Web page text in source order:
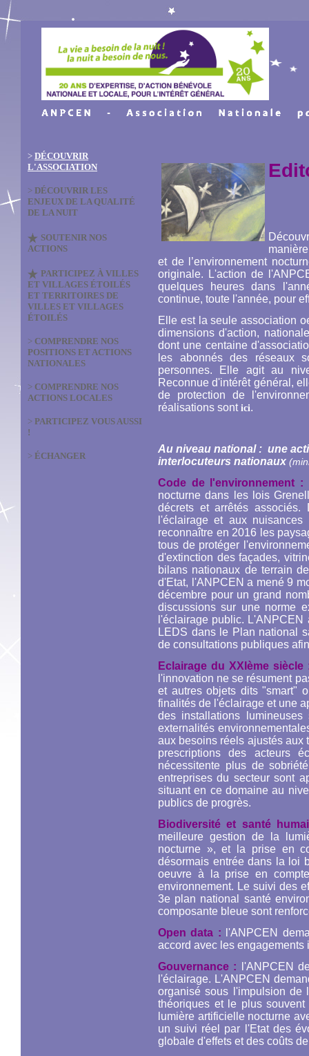
> DÉCOUVRIR
L'ASSOCIATION
> DÉCOUVRIR LES
ENJEUX DE LA QUALITÉ
DE LA NUIT
SOUTENIR NOS
ACTIONS
PARTICIPEZ À VILLES
ET VILLAGES ÉTOILÉS
ET TERRITOIRES DE
VILLES ET VILLAGES
ÉTOILÉS
> COMPRENDRE NOS
POSITIONS ET ACTIONS
NATIONALES
> COMPRENDRE NOS
ACTIONS LOCALES
> PARTICIPEZ VOUS AUSSI
!
> ÉCHANGER
et de l’environnement
originale. L'action de
quelques heures dans
continue, toute l'année, pour
Elle est la seule association
dimensions d'action,
dont une centaine
les abonnés des réseaux
personnes. Elle agit au
Reconnue d'intérêt général,
de protection de
réalisations sontici.
Au niveau national : une
interlocuteurs nationaux
Code de l'environnement :
nocturne dans les lois
décrets et arrêtés
l'éclairage et aux
reconnaître en 2016 les
tous de protéger
d'extinction des façades,
bilans nationaux de terrain
d'Etat, l'ANPCEN a mené 9
décembre pour un grand
discussions sur une norme
l'éclairage public.
LEDS dans le Plan national
de consultations publiques
Eclairage du XXIème
l'innovation ne se résument
et autres objets dits "smart"
finalités de l'éclairage et une
des installations lumineuses
externalités
aux besoins réels ajustés aux
prescriptions des acteurs
nécessitente plus de
entreprises du secteur sont
situant en ce domaine au
publics de progrès.
Biodiversité et santé
meilleure gestion de la
nocturne », et la prise en
désormais entrée dans la loi
oeuvre à la prise en
environnement. Le suivi des
3e plan national santé
composante bleue sont
Open data : l'ANPCEN
accord avec les
Gouvernance :
l'ANPCEN
l'éclairage. L'ANPCEN
organisé sous l'impulsion de
théoriques et le plus
lumière artificielle nocturne
un suivi réel par l'Etat des
globale d'effets et des coûts